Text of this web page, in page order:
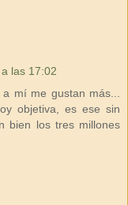
las 17:02
mí me gustan más...
objetiva, es ese sin
bien los tres millones